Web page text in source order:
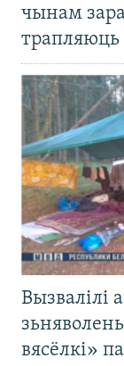
чынам
трапляюць
Вызвалілі
вясёлкі»